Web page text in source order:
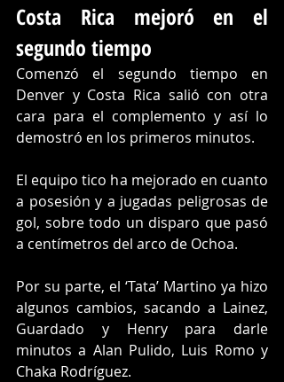
Costa Rica mejoró en el
segundo tiempo
Comenzó el segundo tiempo en
Denver y Costa Rica salió con otra
cara para el complemento y así lo
demostró en los primeros minutos.
El equipo tico ha mejorado en cuanto
a posesión y a jugadas peligrosas de
gol, sobre todo un disparo que pasó
a centímetros del arco de Ochoa.
Por su parte, el ‘Tata’ Martino ya hizo
algunos cambios, sacando a Lainez,
Guardado y Henry para darle
minutos a Alan Pulido, Luis Romo y
Chaka Rodríguez.